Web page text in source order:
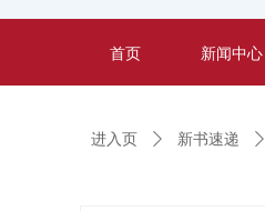
首页 新闻中心
进入页 ꄲ 新书速递 ꄲ